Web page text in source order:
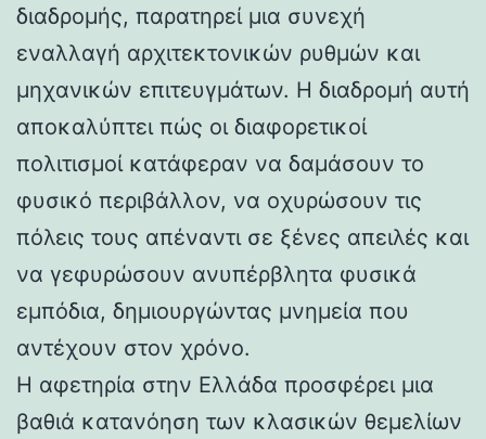
διαδρομής, παρατηρεί μια συνεχή
εναλλαγή αρχιτεκτονικών ρυθμών και
μηχανικών επιτευγμάτων. Η διαδρομή αυτή
αποκαλύπτει πώς οι διαφορετικοί
πολιτισμοί κατάφεραν να δαμάσουν το
φυσικό περιβάλλον, να οχυρώσουν τις
πόλεις τους απέναντι σε ξένες απειλές και
να γεφυρώσουν ανυπέρβλητα φυσικά
εμπόδια, δημιουργώντας μνημεία που
αντέχουν στον χρόνο.
Η αφετηρία στην Ελλάδα προσφέρει μια
βαθιά κατανόηση των κλασικών θεμελίων